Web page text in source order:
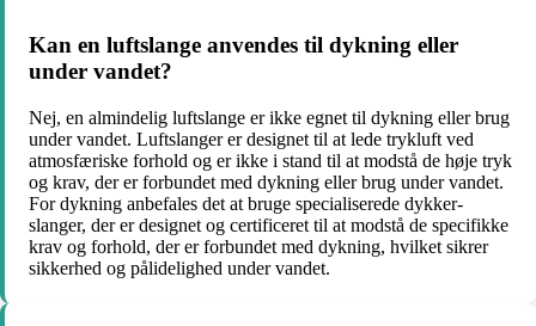
Kan en luftslange anvendes til dykning eller
under vandet?
Nej, en almindelig luftslange er ikke egnet til dykning eller brug
under vandet. Luftslanger er designet til at lede trykluft ved
atmosfæriske forhold og er ikke i stand til at modstå de høje tryk
og krav, der er forbundet med dykning eller brug under vandet.
For dykning anbefales det at bruge specialiserede dykker-
slanger, der er designet og certificeret til at modstå de specifikke
krav og forhold, der er forbundet med dykning, hvilket sikrer
sikkerhed og pålidelighed under vandet.